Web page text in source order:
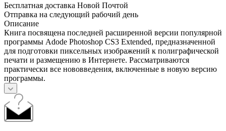
Бесплатная доставка Новой Почтой
Отправка на следующий рабочий день
Описание
Книга посвящена последней расширенной версии популярной
программы Adode Photoshop CS3 Extended, предназначенной
для подготовки пиксельных изображений к полиграфической
печати и размещению в Интернете. Рассматриваются
практически все нововведения, включенные в новую версию
программы.